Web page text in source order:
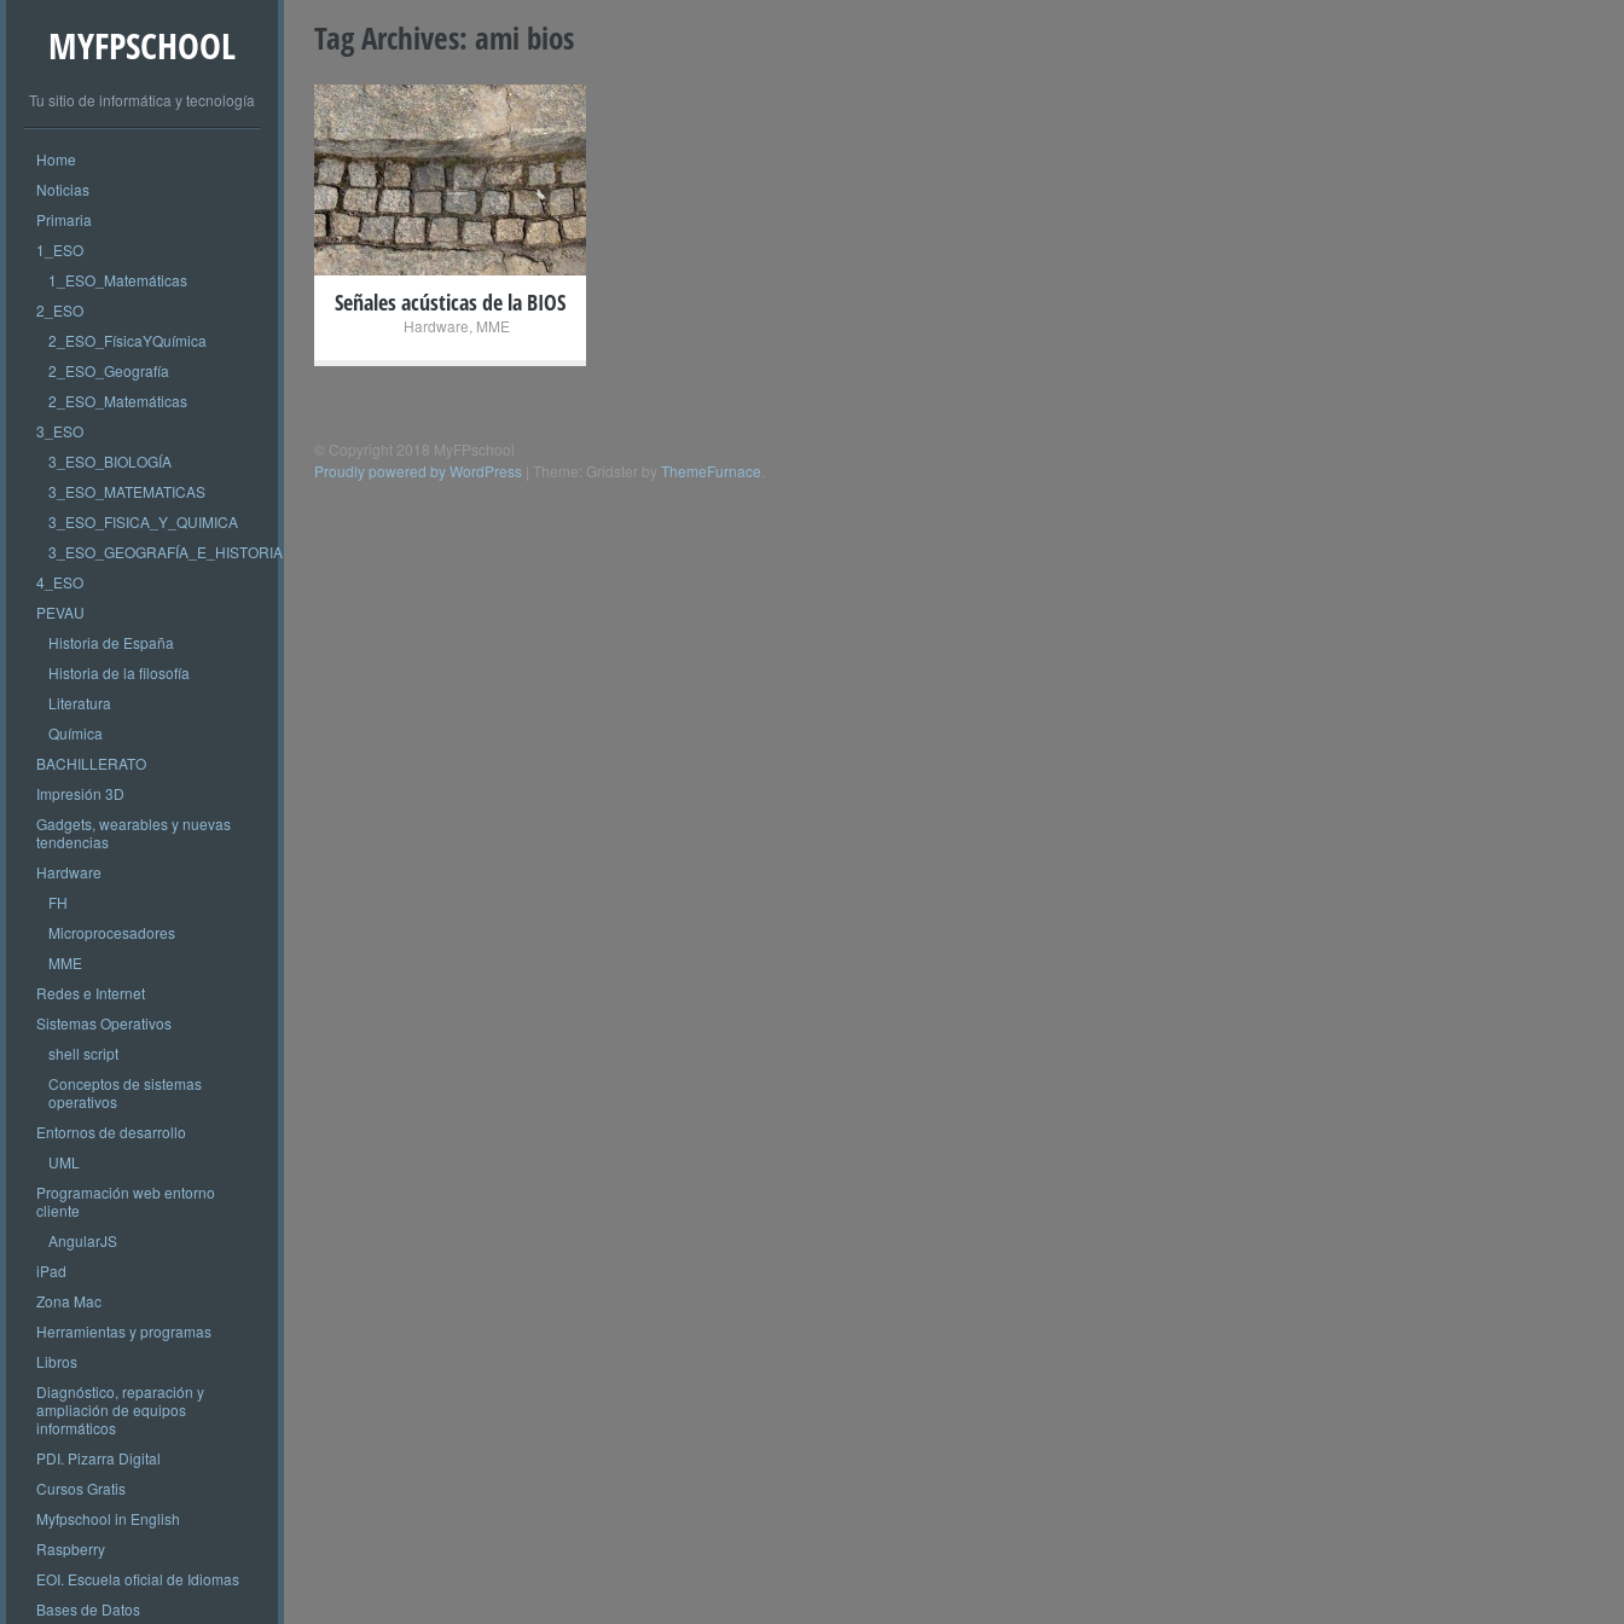
MYFPSCHOOL
Tu sitio de informática y tecnología
Home
Noticias
Primaria
1_ESO
1_ESO_Matemáticas
2_ESO
2_ESO_FísicaYQuímica
2_ESO_Geografía
2_ESO_Matemáticas
3_ESO
3_ESO_BIOLOGÍA
3_ESO_MATEMATICAS
3_ESO_FISICA_Y_QUIMICA
3_ESO_GEOGRAFÍA_E_HISTORIA
4_ESO
PEVAU
Historia de España
Historia de la filosofía
Literatura
Química
BACHILLERATO
Impresión 3D
Gadgets, wearables y nuevas
tendencias
Hardware
FH
Microprocesadores
MME
Redes e Internet
Sistemas Operativos
shell script
Conceptos de sistemas
operativos
Entornos de desarrollo
UML
Programación web entorno
cliente
AngularJS
iPad
Zona Mac
Herramientas y programas
Libros
Diagnóstico, reparación y
ampliación de equipos
informáticos
PDI. Pizarra Digital
Cursos Gratis
Myfpschool in English
Raspberry
EOI. Escuela oficial de Idiomas
Bases de Datos
Tag Archives: ami bios
+
Señales acústicas de la BIOS
Hardware MME
© Copyright 2018 MyFPschool
Proudly powered by WordPress Theme: Gridster by ThemeFurnace